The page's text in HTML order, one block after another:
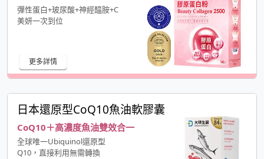
彈性蛋白+玻尿酸+神經醯胺+C
美妍一次到位
更多詳情
日本還原型CoQ10魚油軟膠囊
CoQ10＋高濃度魚油雙效合一
全球唯一Ubiquinol還原型
Q10，直接利用無需轉換